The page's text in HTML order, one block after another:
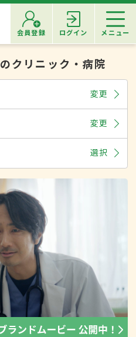
会員登録 ログイン メニュー
のクリニック・病院
変更
変更
選択